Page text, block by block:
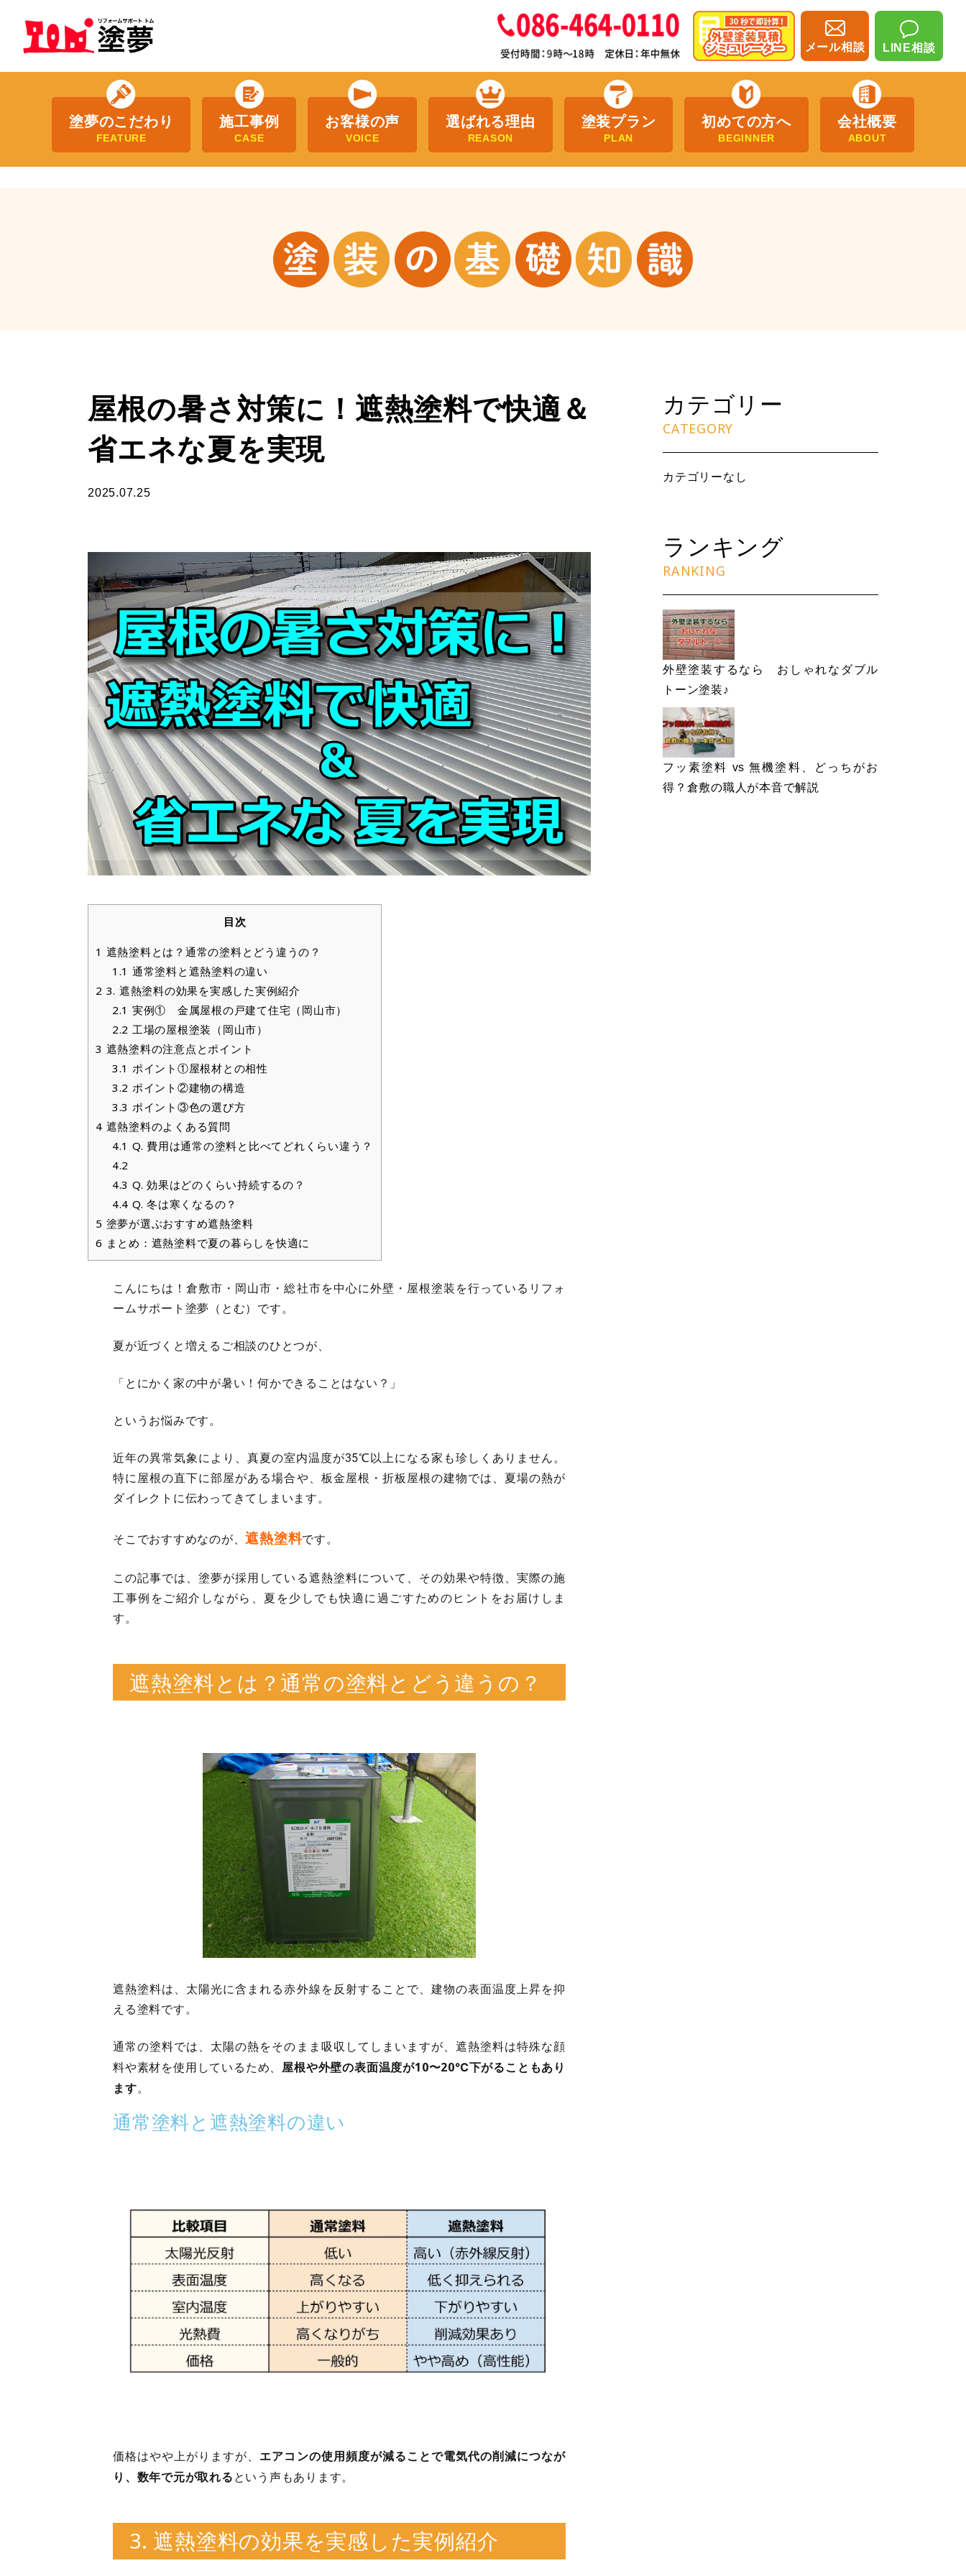
メール相談 LINE相談
塗夢のこだわり
FEATURE
施工事例
CASE
お客様の声
VOICE
選ばれる理由
REASON
塗装プラン
PLAN
初めての方へ
BEGINNER
会社概要
ABOUT
屋根の暑さ対策に！遮熱塗料で快適＆
省エネな夏を実現
2025.07.25
目次
1 遮熱塗料とは？通常の塗料とどう違うの？
1.1 通常塗料と遮熱塗料の違い
2 3. 遮熱塗料の効果を実感した実例紹介
2.1 実例① 金属屋根の戸建て住宅（岡山市）
2.2 工場の屋根塗装（岡山市）
3 遮熱塗料の注意点とポイント
3.1 ポイント①屋根材との相性
3.2 ポイント②建物の構造
3.3 ポイント③色の選び方
4 遮熱塗料のよくある質問
4.1 Q. 費用は通常の塗料と比べてどれくらい違う？
4.2
4.3 Q. 効果はどのくらい持続するの？
4.4 Q. 冬は寒くなるの？
5 塗夢が選ぶおすすめ遮熱塗料
6 まとめ：遮熱塗料で夏の暮らしを快適に
こんにちは！倉敷市・岡山市・総社市を中心に外壁・屋根塗装を行っているリフォ
ームサポート塗夢（とむ）です。
夏が近づくと増えるご相談のひとつが、
「とにかく家の中が暑い！何かできることはない？」
というお悩みです。
近年の異常気象により、真夏の室内温度が35℃以上になる家も珍しくありません。
特に屋根の直下に部屋がある場合や、板金屋根・折板屋根の建物では、夏場の熱が
ダイレクトに伝わってきてしまいます。
そこでおすすめなのが、遮熱塗料です。
この記事では、塗夢が採用している遮熱塗料について、その効果や特徴、実際の施
工事例をご紹介しながら、夏を少しでも快適に過ごすためのヒントをお届けしま
す。
遮熱塗料とは？通常の塗料とどう違うの？
遮熱塗料は、太陽光に含まれる赤外線を反射することで、建物の表面温度上昇を抑
える塗料です。
通常の塗料では、太陽の熱をそのまま吸収してしまいますが、遮熱塗料は特殊な顔
料や素材を使用しているため、 屋根や外壁の表面温度が10〜20℃下がることもあり
ます。
通常塗料と遮熱塗料の違い
価格はやや上がりますが、 エアコンの使用頻度が減ることで電気代の削減につなが
り、数年で元が取れる という声もあります。
3. 遮熱塗料の効果を実感した実例紹介
カテゴリー
CATEGORY
カテゴリーなし
ランキング
RANKING
外壁塗装するなら おしゃれなダブル
トーン塗装♪
フッ素塗料 vs 無機塗料、どっちがお
得？倉敷の職人が本音で解説